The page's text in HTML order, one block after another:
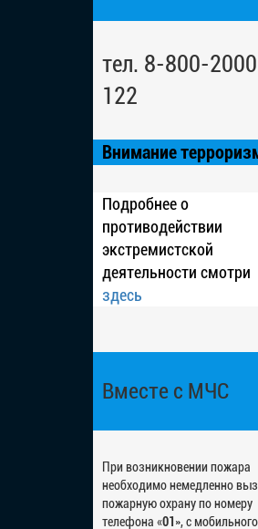
тел. 8-800-
122
Внимание
Подробнее о
противодействии
экстремистской
деятельности смотри
здесь
Вместе с МЧС
При возникновении пожара
необходимо немедленно
пожарную охрану по номеру
телефона «01 », с мобильного